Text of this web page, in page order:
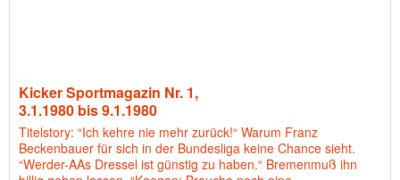
Kicker Sportmagazin Nr. 1,
3.1.1980 bis 9.1.1980
Titelstory: “Ich kehre nie mehr zurück!“ Warum Franz
Beckenbauer für sich in der Bundesliga keine Chance sieht.
“Werder-AAs Dressel ist günstig zu haben.“ Bremenmuß ihn